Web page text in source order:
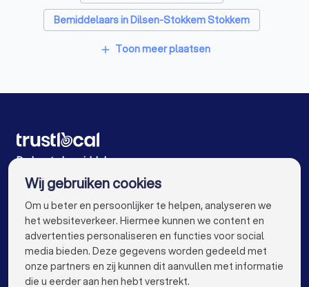
Bemiddelaars in Dilsen-Stokkem Stokkem
Bemiddelaars in Herk-de-Stad Schakkebroek
Bemiddelaars in Brugge
Bemiddelaars in Aalst
Bemiddelaars in Mechelen
Bemiddelaars in Kortrijk
Bemiddelaars in Sint-Niklaas
Bemiddelaars in Roeselare
Bemiddelaars in Beveren
add Toon meer plaatsen
De beste bemiddelaars voor u
VOOR PARTICULIEREN keyboard_arrow_down
Wij gebruiken cookies
Om u beter en persoonlijker te helpen, analyseren we
het websiteverkeer. Hiermee kunnen we content en
advertenties personaliseren en functies voor social
media bieden. Deze gegevens worden gedeeld met
onze partners en zij kunnen dit aanvullen met informatie
die u eerder aan hen hebt verstrekt.